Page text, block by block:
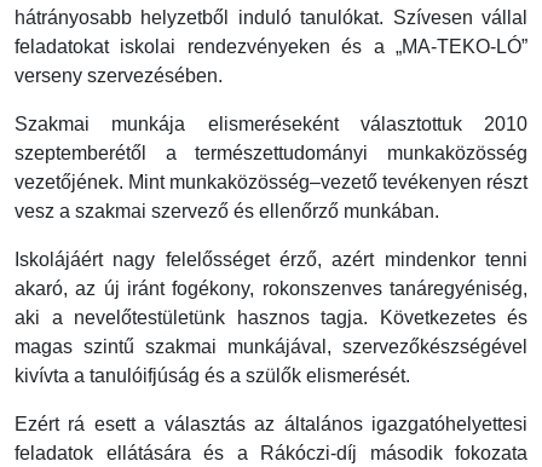
hátrányosabb helyzetből induló tanulókat. Szívesen vállal
feladatokat iskolai rendezvényeken és a „MA-TEKO-LÓ”
verseny szervezésében.
Szakmai munkája elismeréseként választottuk 2010
szeptemberétől a természettudományi munkaközösség
vezetőjének. Mint munkaközösség–vezető tevékenyen részt
vesz a szakmai szervező és ellenőrző munkában.
Iskolájáért nagy felelősséget érző, azért mindenkor tenni
akaró, az új iránt fogékony, rokonszenves tanáregyéniség,
aki a nevelőtestületünk hasznos tagja. Következetes és
magas szintű szakmai munkájával, szervezőkészségével
kivívta a tanulóifjúság és a szülők elismerését.
Ezért rá esett a választás az általános igazgatóhelyettesi
feladatok ellátására és a Rákóczi-díj második fokozata